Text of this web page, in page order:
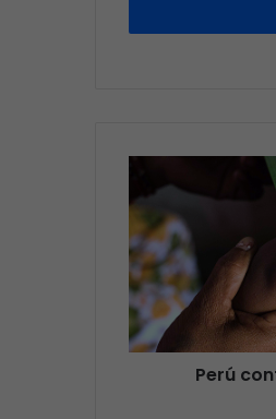
Perú